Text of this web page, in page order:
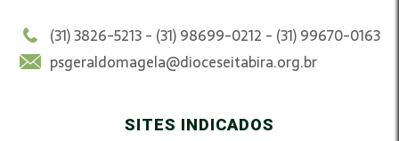
(31) 3826-5213 - (31) 98699-0212 - (31) 99670-0163
psgeraldomagela@dioceseitabira.org.br
SITES INDICADOS